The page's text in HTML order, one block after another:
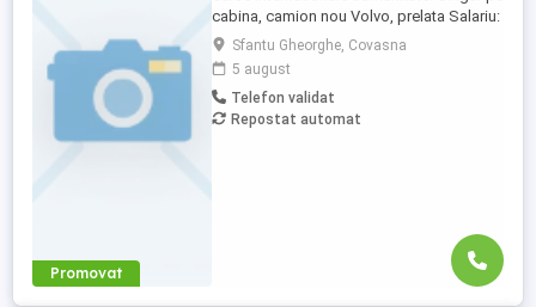
Promovat
cabina, camion nou Volvo, prelata Salariu:
2700 luna net 12.000 km (garantat) Prima
0,06 camion km extra peste 12000 km; +
100 prima la angajare pt. ADR; + 300 prima
pentru 6 luni lucrate; + 300 prima pentru 9
luni lucrate; + 300 prima pentru 12 luni
Sfantu Gheorghe, Covasna
5 august
Telefon validat
Repostat automat